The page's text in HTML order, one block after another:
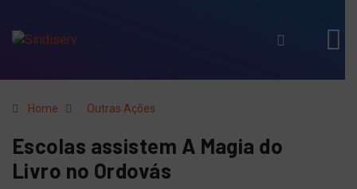
Home Outras Ações
Escolas assistem A Magia do
Livro no Ordovás